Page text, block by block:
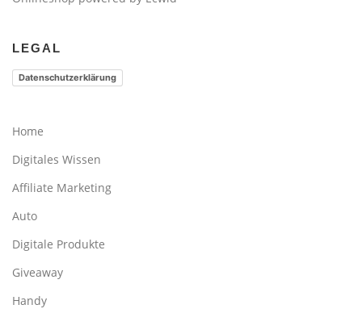
LEGAL
Datenschutzerklärung
Home
Digitales Wissen
Affiliate Marketing
Auto
Digitale Produkte
Giveaway
Handy